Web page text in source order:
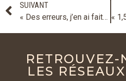
SUIVANT
« Des erreurs, j’en ai faites » ou « Des erreurs, j’en ai fait » ?
RETROUVEZ-
LES